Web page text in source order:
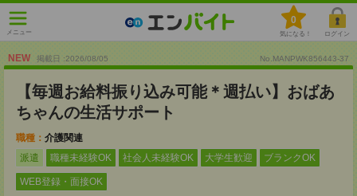
メニュー
0
気になる！ ログイン
NEW 掲載日 :2026/08/05 No.MANPWK856443-37
【毎週お給料振り込み可能＊週払い】おばあ
ちゃんの生活サポート
職種： 介護関連
派遣
職種未経験OK 社会人未経験OK 大学生歓迎 ブランクOK
WEB登録・面接OK